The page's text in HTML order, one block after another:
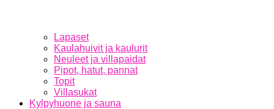
Lapaset
Kaulahuivit ja kaulurit
Neuleet ja villapaidat
Pipot, hatut, pannat
Topit
Villasukat
Kylpyhuone ja sauna